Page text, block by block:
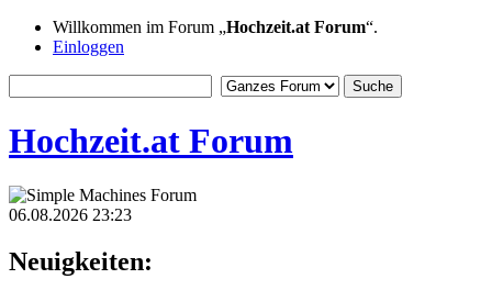
Willkommen im Forum „Hochzeit.at Forum“.
Einloggen
Hochzeit.at Forum
06.08.2026 23:23
Neuigkeiten: